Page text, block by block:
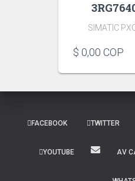
SIMATIC
$ 0,00 COP
FACEBOOK TWITTER
YOUTUBE AV